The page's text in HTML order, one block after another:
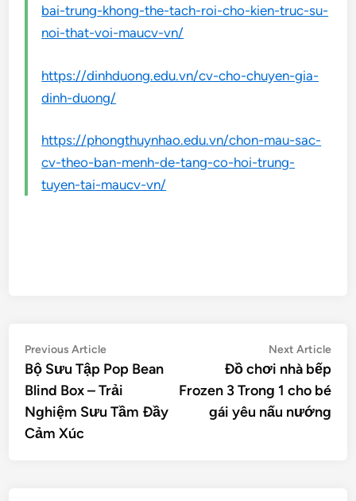
bai-trung-khong-the-tach-roi-cho-kien-truc-su-
noi-that-voi-maucv-vn/
https://dinhduong.edu.vn/cv-cho-chuyen-gia-
dinh-duong/
https://phongthuynhao.edu.vn/chon-mau-sac-
cv-theo-ban-menh-de-tang-co-hoi-trung-
tuyen-tai-maucv-vn/
Điều
hướng
bài
viết
Previous ArticlePrevious
article:
Bộ Sưu Tập Pop Bean
Blind Box – Trải
Nghiệm Sưu Tầm Đầy
Cảm Xúc
Next Article
Đồ chơi nhà bếp
Frozen 3 Trong 1 cho bé
gái yêu nấu nướng